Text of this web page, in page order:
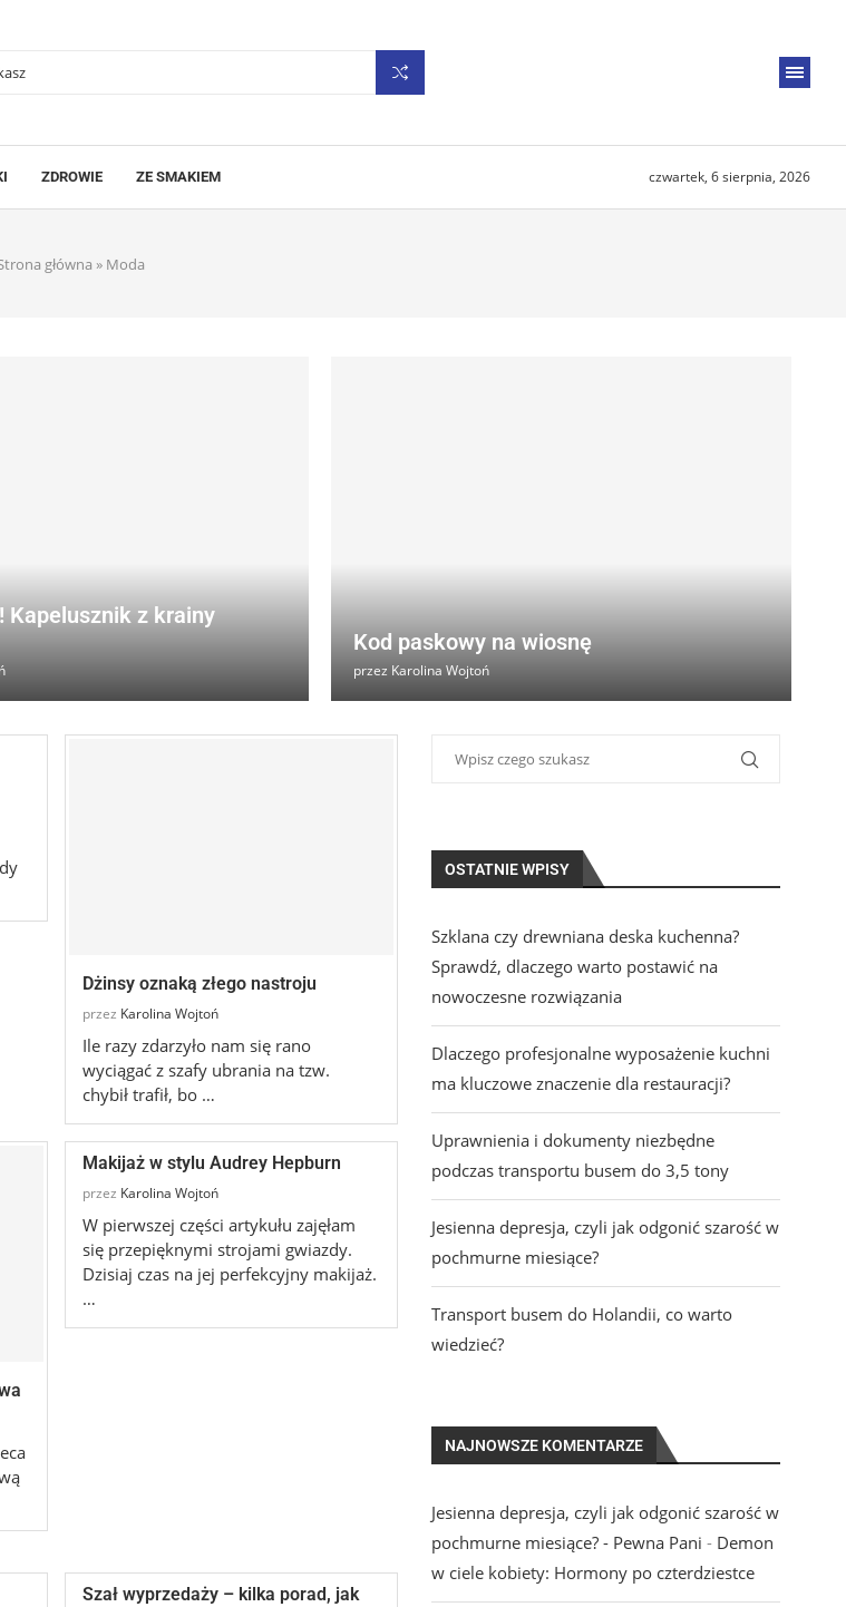
ZDROWIE ZE SMAKIEM czwartek, 6 sierpnia, 2026
główna » Moda
Kapelusznik z krainy
Kod paskowy na wiosnę
przez Karolina Wojtoń
Dżinsy oznaką złego nastroju
przez Karolina Wojtoń
Ile razy zdarzyło nam się rano
wyciągać z szafy ubrania na tzw.
chybił trafił, bo …
Makijaż w stylu Audrey Hepburn
przez Karolina Wojtoń
W pierwszej części artykułu zajęłam
się przepięknymi strojami gwiazdy.
Dzisiaj czas na jej perfekcyjny makijaż.
…
Szał wyprzedaży – kilka porad, jak
OSTATNIE WPISY
Szklana czy drewniana deska kuchenna?
Sprawdź, dlaczego warto postawić na
nowoczesne rozwiązania
Dlaczego profesjonalne wyposażenie kuchni
ma kluczowe znaczenie dla restauracji?
Uprawnienia i dokumenty niezbędne
podczas transportu busem do 3,5 tony
Jesienna depresja, czyli jak odgonić szarość w
pochmurne miesiące?
Transport busem do Holandii, co warto
wiedzieć?
NAJNOWSZE KOMENTARZE
Jesienna depresja, czyli jak odgonić szarość w
pochmurne miesiące? - Pewna Pani - Demon
w ciele kobiety: Hormony po czterdziestce